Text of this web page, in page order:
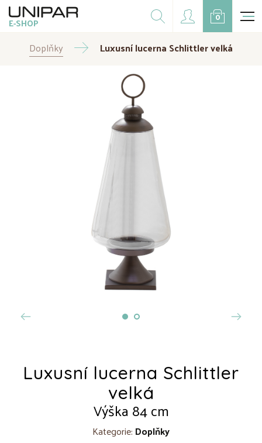
E-SHOP
Dárkové balíčky
Doplňky
Doprodej
Na přání
Kampaně
CZK EUR
0
Doplňky Luxusní lucerna Schlittler velká
Luxusní lucerna Schlittler
velká
Výška 84 cm
Kategorie: Doplňky